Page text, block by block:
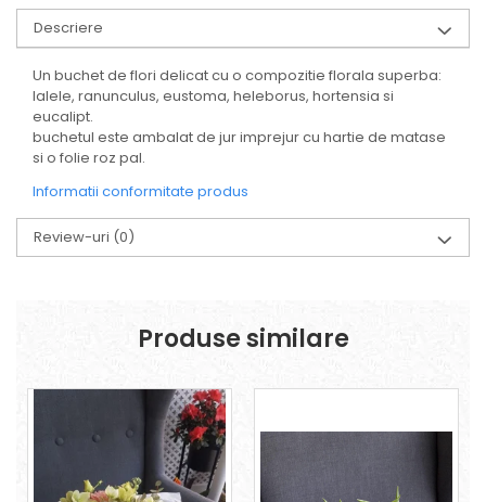
Descriere
Un buchet de flori delicat cu o compozitie florala superba:
lalele, ranunculus, eustoma, heleborus, hortensia si
eucalipt.
buchetul este ambalat de jur imprejur cu hartie de matase
si o folie roz pal.
Informatii conformitate produs
Review-uri (0)
Produse similare